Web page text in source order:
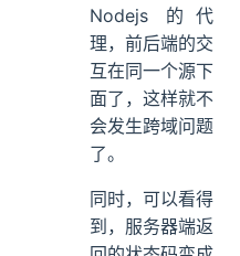
Nodejs 的代
理，前后端的交
互在同一个源下
面了，这样就不
会发生跨域问题
了。
同时，可以看得
到，服务器端返